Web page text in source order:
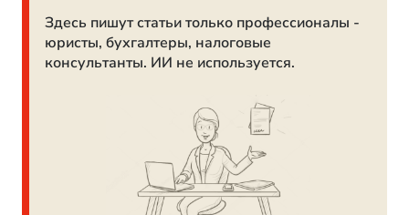
Здесь пишут статьи только профессионалы -
юристы, бухгалтеры, налоговые
консультанты. ИИ не используется.